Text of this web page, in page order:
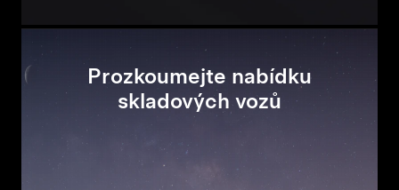
Prozkoumejte nabídku
skladových vozů